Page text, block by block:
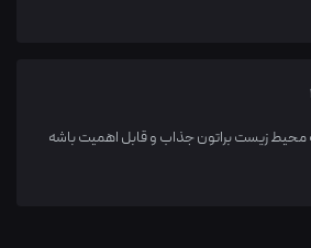
محیط زیست براتون جذاب و قابل اهمیت باشه